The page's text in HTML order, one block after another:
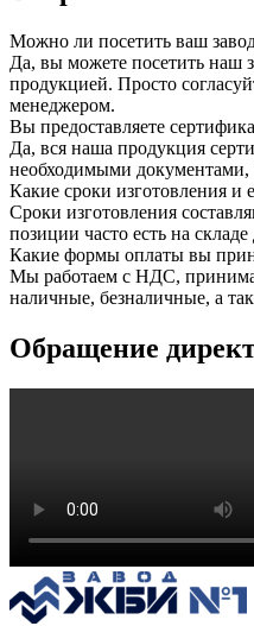
Можно ли посетить ваш
Да, вы можете посетить наш
продукцией. Просто
менеджером.
Вы предоставляете
Да, вся наша продукция
необходимыми
Какие сроки изготовления и
Сроки изготовления
позиции часто есть на
Какие формы оплаты вы
Мы работаем с НДС,
наличные, безналичные, а
Обращение